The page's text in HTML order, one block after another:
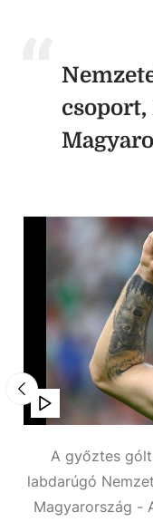
csoport,
A győztes
labdarúgó
Magyarország -